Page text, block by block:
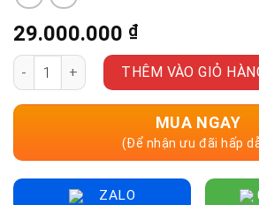
29.000.000 ₫
Đàn Guitar Acoustic LAVA ME 3 Size
THÊM VÀO GIỎ
MUA NGAY
(Để nhận ưu đãi hấp
ZALO